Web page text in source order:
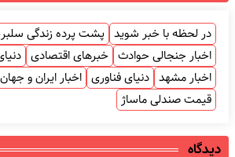
در لحظه با خبر شوید پشت پرده زندگی
اخبار جنجالی حوادث خبرهای اقتصادی
اخبار مشهد دنیای فناوری اخبار ایران و جهان
قیمت صندلی ماساژ
دیدگاه